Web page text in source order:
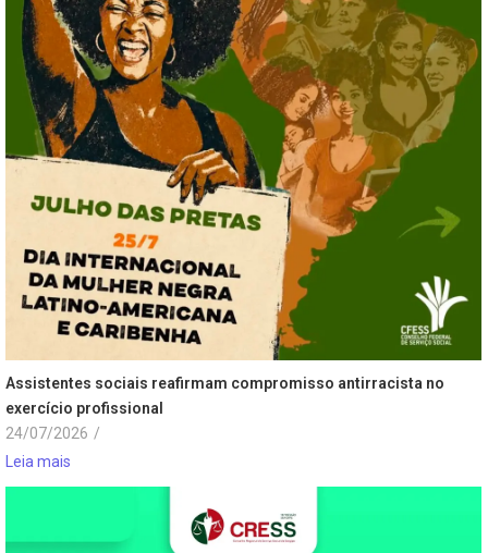
Assistentes sociais reafirmam compromisso antirracista no
exercício profissional
24/07/2026 /
Leia mais